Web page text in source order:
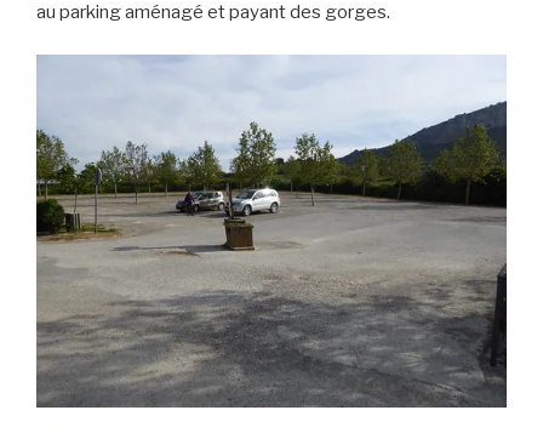
au parking aménagé et payant des gorges.